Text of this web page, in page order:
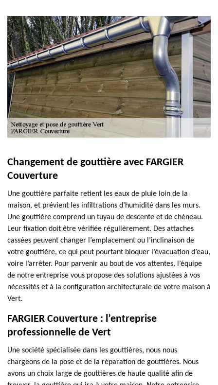
Changement de gouttière avec FARGIER
Couverture
Une gouttière parfaite retient les eaux de pluie loin de la
maison, et prévient les infiltrations d’humidité dans les murs.
Une gouttière comprend un tuyau de descente et de chéneau.
Leur fixation doit être vérifiée régulièrement. Des attaches
cassées peuvent changer l’emplacement ou l’inclinaison de
votre gouttière, ce qui peut pourtant bloquer l’évacuation d’eau,
voire l’arrêter. Pour parvenir au bout de vos attentes, l’équipe
de notre entreprise vous propose des solutions ajustées à vos
nécessités et à la configuration architecturale de votre maison à
Vert.
FARGIER Couverture : l’entreprise
professionnelle de Vert
Une société spécialisée dans les gouttières, nous nous
chargeons de la pose et de la réparation de gouttières. Nous
avons un choix large de gouttières de haute qualité afin de